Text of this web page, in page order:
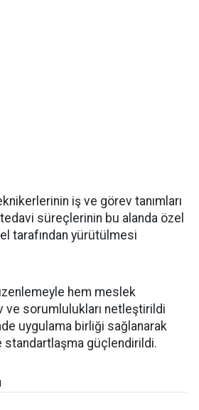
iş ve görev tanımları
tedavi süreçlerinin bu alanda özel
tarafından yürütülmesi
hem meslek
ve sorumlulukları netleştirildi
uygulama birliği sağlanarak
standartlaşma güçlendirildi.